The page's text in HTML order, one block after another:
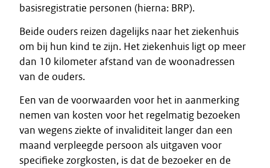
basisregistratie personen (hierna: BRP).
Beide ouders reizen dagelijks naar het ziekenhuis
om bij hun kind te zijn. Het ziekenhuis ligt op meer
dan 10 kilometer afstand van de woonadressen
van de ouders.
Een van de voorwaarden voor het in aanmerking
nemen van kosten voor het regelmatig bezoeken
van wegens ziekte of invaliditeit langer dan een
maand verpleegde persoon als uitgaven voor
specifieke zorgkosten, is dat de bezoeker en de